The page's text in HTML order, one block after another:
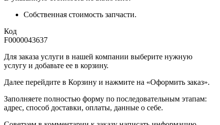
Собственная стоимость запчасти.
Код
F0000043637
Для заказа услуги в нашей компании выберите нужную
услугу и добавьте ее в корзину.
Далее перейдите в Корзину и нажмите на «Оформить заказ».
​​​​​​​Заполняете полностью форму по последовательным этапам:
адрес, способ доставки, оплаты, данные о себе.